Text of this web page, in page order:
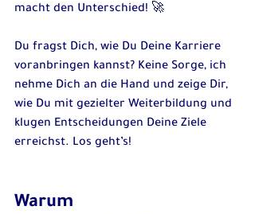
macht den Unterschied! 🚀
Du fragst Dich, wie Du Deine Karriere
voranbringen kannst? Keine Sorge, ich
nehme Dich an die Hand und zeige Dir,
wie Du mit gezielter Weiterbildung und
klugen Entscheidungen Deine Ziele
erreichst. Los geht’s!
Warum